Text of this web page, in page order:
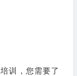
培训，您需要了